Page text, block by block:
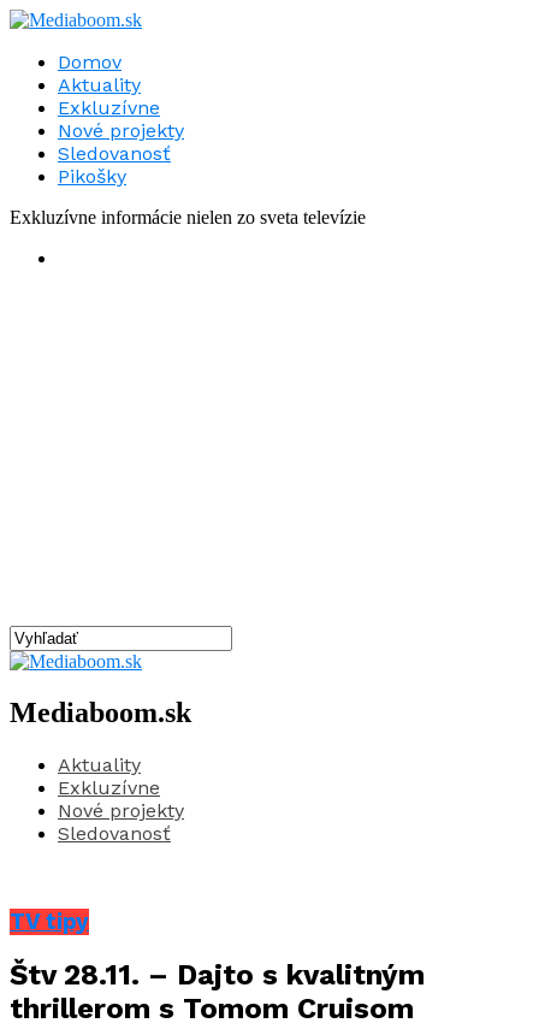
Domov
Aktuality
Exkluzívne
Nové projekty
Sledovanosť
Pikošky
Exkluzívne informácie nielen zo sveta televízie
Mediaboom.sk
Aktuality
Exkluzívne
Nové projekty
Sledovanosť
TV tipy
Štv 28.11. – Dajto s kvalitným
thrillerom s Tomom Cruisom